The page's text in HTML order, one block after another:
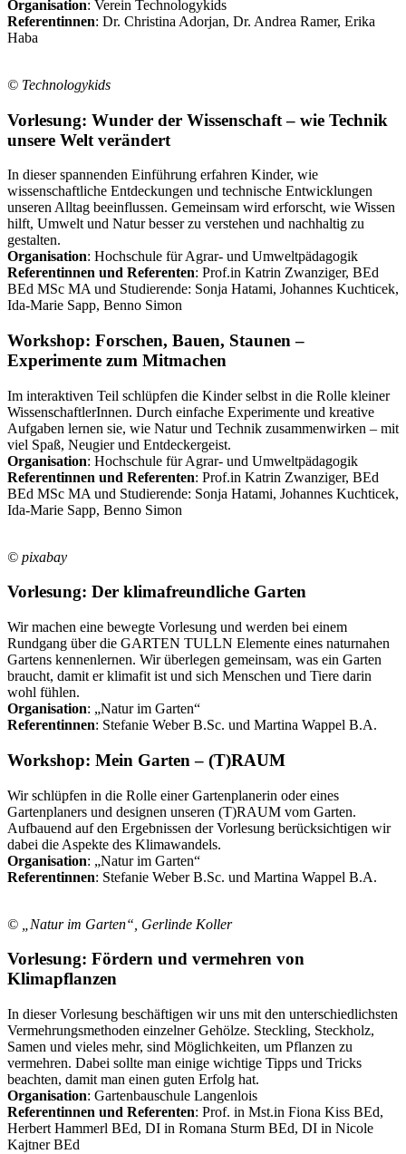
Organisation: Verein Technologykids
Referentinnen: Dr. Christina Adorjan, Dr. Andrea Ramer, Erika
Haba
© Technologykids
Vorlesung: Wunder der Wissenschaft – wie Technik
unsere Welt verändert
In dieser spannenden Einführung erfahren Kinder, wie
wissenschaftliche Entdeckungen und technische Entwicklungen
unseren Alltag beeinflussen. Gemeinsam wird erforscht, wie Wissen
hilft, Umwelt und Natur besser zu verstehen und nachhaltig zu
gestalten.
Organisation: Hochschule für Agrar- und Umweltpädagogik
Referentinnen und Referenten: Prof.in Katrin Zwanziger, BEd
BEd MSc MA und Studierende: Sonja Hatami, Johannes Kuchticek,
Ida-Marie Sapp, Benno Simon
Workshop: Forschen, Bauen, Staunen –
Experimente zum Mitmachen
Im interaktiven Teil schlüpfen die Kinder selbst in die Rolle kleiner
WissenschaftlerInnen. Durch einfache Experimente und kreative
Aufgaben lernen sie, wie Natur und Technik zusammenwirken – mit
viel Spaß, Neugier und Entdeckergeist.
Organisation: Hochschule für Agrar- und Umweltpädagogik
Referentinnen und Referenten: Prof.in Katrin Zwanziger, BEd
BEd MSc MA und Studierende: Sonja Hatami, Johannes Kuchticek,
Ida-Marie Sapp, Benno Simon
© pixabay
Vorlesung: Der klimafreundliche Garten
Wir machen eine bewegte Vorlesung und werden bei einem
Rundgang über die GARTEN TULLN Elemente eines naturnahen
Gartens kennenlernen. Wir überlegen gemeinsam, was ein Garten
braucht, damit er klimafit ist und sich Menschen und Tiere darin
wohl fühlen.
Organisation: „Natur im Garten“
Referentinnen: Stefanie Weber B.Sc. und Martina Wappel B.A.
Workshop: Mein Garten – (T)RAUM
Wir schlüpfen in die Rolle einer Gartenplanerin oder eines
Gartenplaners und designen unseren (T)RAUM vom Garten.
Aufbauend auf den Ergebnissen der Vorlesung berücksichtigen wir
dabei die Aspekte des Klimawandels.
Organisation: „Natur im Garten“
Referentinnen: Stefanie Weber B.Sc. und Martina Wappel B.A.
© „Natur im Garten“, Gerlinde Koller
Vorlesung: Fördern und vermehren von
Klimapflanzen
In dieser Vorlesung beschäftigen wir uns mit den unterschiedlichsten
Vermehrungsmethoden einzelner Gehölze. Steckling, Steckholz,
Samen und vieles mehr, sind Möglichkeiten, um Pflanzen zu
vermehren. Dabei sollte man einige wichtige Tipps und Tricks
beachten, damit man einen guten Erfolg hat.
Organisation: Gartenbauschule Langenlois
Referentinnen und Referenten: Prof. in Mst.in Fiona Kiss BEd,
Herbert Hammerl BEd, DI in Romana Sturm BEd, DI in Nicole
Kajtner BEd